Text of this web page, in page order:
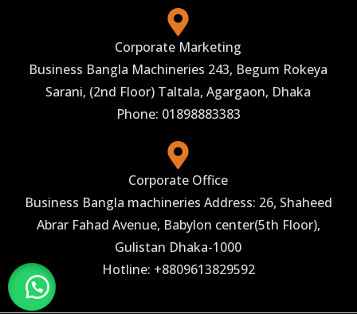
Phone: 01898883383
Corporate Marketing
Business Bangla Machineries 243, Begum Rokeya
Sarani, (2nd Floor) Taltala, Agargaon, Dhaka
Corporate Office
Business Bangla machineries Address: 26, Shaheed
Abrar Fahad Avenue, Babylon center(5th Floor),
Gulistan Dhaka-1000
Hotline: +8809613829592